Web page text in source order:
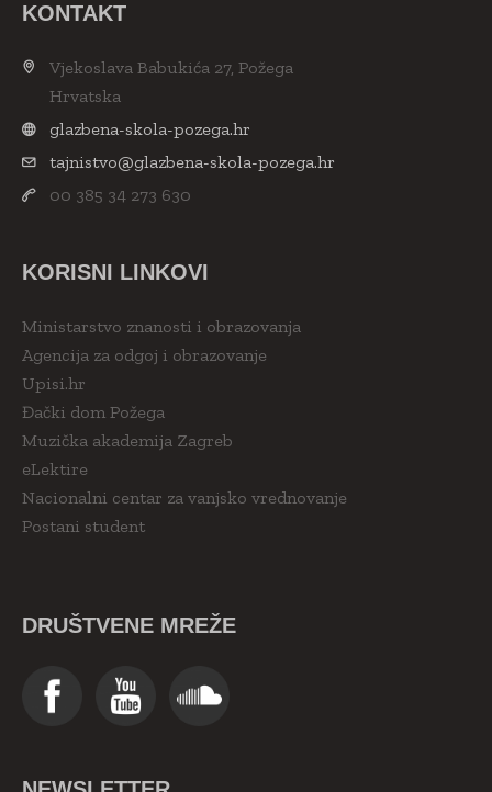
KONTAKT
Vjekoslava Babukića 27, Požega
Hrvatska
glazbena-skola-pozega.hr
tajnistvo@glazbena-skola-pozega.hr
00 385 34 273 630
KORISNI LINKOVI
Ministarstvo znanosti i obrazovanja
Agencija za odgoj i obrazovanje
Upisi.hr
Đački dom Požega
Muzička akademija Zagreb
eLektire
Nacionalni centar za vanjsko vrednovanje
Postani student
DRUŠTVENE MREŽE